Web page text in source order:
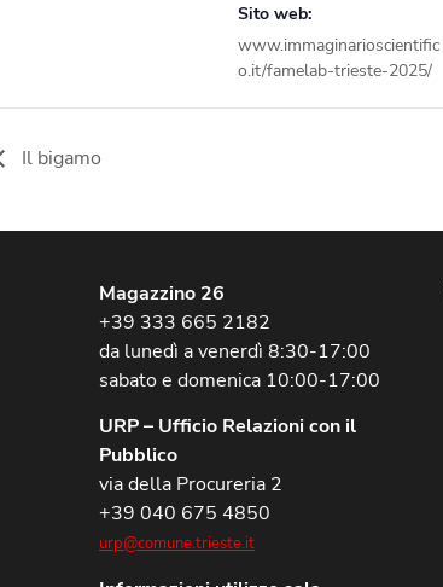
Sito web:
www.immaginarioscientific
o.it/famelab-trieste-2025/
Il bigamo
Magazzino 26
+39 333 665 2182
da lunedì a venerdì 8:30-17:00
sabato e domenica 10:00-17:00
URP – Ufficio Relazioni con il
Pubblico
via della Procureria 2
+39 040 675 4850
urp@comune.trieste.it